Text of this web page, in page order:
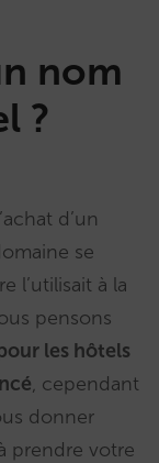
nom
?
d’un
se
l’utilisait à la
pensons
les hôtels
, cependant
donner
prendre votre